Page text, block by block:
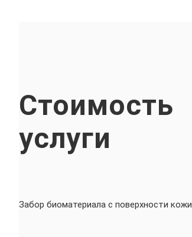
Стоимость
услуги
Забор биоматериала с поверхности кожи